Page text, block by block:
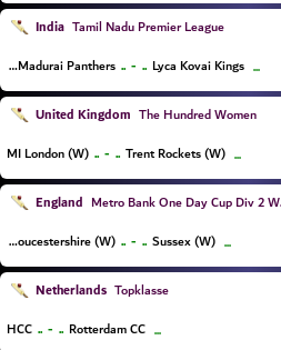
India Tamil Nadu Premier League
Siechem Madurai Panthers .. - .. Lyca Kovai Kings ...
United Kingdom The Hundred Women
MI London (W) .. - .. Trent Rockets (W) ...
England Metro Bank One Day Cup Div 2 Women
Gloucestershire (W) .. - .. Sussex (W) ...
Netherlands Topklasse
HCC .. - .. Rotterdam CC ...